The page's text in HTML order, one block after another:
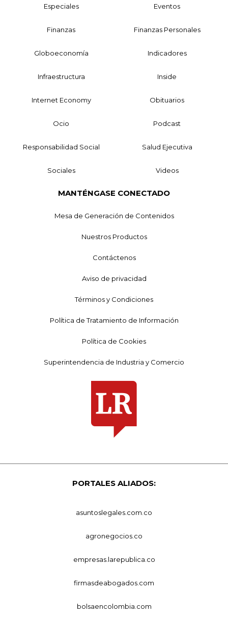
Especiales Eventos
Finanzas Finanzas Personales
Globoeconomía Indicadores
Infraestructura Inside
Internet Economy Obituarios
Ocio Podcast
Responsabilidad Social Salud Ejecutiva
Sociales Videos
MANTÉNGASE CONECTADO
Mesa de Generación de Contenidos
Nuestros Productos
Contáctenos
Aviso de privacidad
Términos y Condiciones
Política de Tratamiento de Información
Política de Cookies
Superintendencia de Industria y Comercio
PORTALES ALIADOS:
asuntoslegales.com.co
agronegocios.co
empresas.larepublica.co
firmasdeabogados.com
bolsaencolombia.com